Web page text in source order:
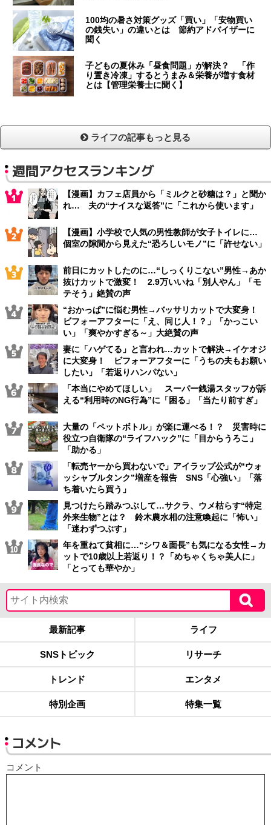
100均の暑さ対策グッズ「買い」「安物買い
の銭失い」の違いとは 節約アドバイザーに
聞く
子どもの夏休み「昼食問題」が解決？ 「作
り置き冷凍」するとうまみ＆栄養が増す食材
とは【管理栄養士に聞く】
ライフの記事もっと見る
週間アクセスランキング
【漫画】カフェ店員から「ミルクと砂糖は？」と聞か
れ… 夫の“ナイスな返答”に「これから使います」
【漫画】小学校で人気の男性教師が女子トイレに…
個室の隙間から見えた“恐ろしいモノ”に「許せない」
前日にカットしたのに…“しっくりこない”男性→あか
抜けカットで激変！ 2.9万いいね「別人やん」「モ
テそう」絶賛の声
“おかっぱ”に悩む男性→バッサリカットで大変身！
ビフォーアフターに「え、同じ人！？」「かっこい
い」「爽やかすぎる～」大絶賛の声
妻に「ハゲてる」と言われ…カットで解決→イケオジ
に大変身！ ビフォーアフターに「うちの夫もお願い
したい」「若返りハンパない」
「本当にやめてほしい」 スーパー銭湯スタッフが訴
える“利用時のNG行為”に「困る」「当たり前すぎ」
大量の「ペットボトル」が楽に運べる！？ 災害時に
役立つ自衛隊の“ライフハック”に「目からうろこ」
「助かる」
「転売ヤーから買わないで」アイラップ公式が“ウォ
ッシャブルタンク”増産を報告 SNS「心強い」「落
ち着いたら買う」
見つけたら踏みつぶして…サクラ、ウメ枯らす“特定
外来生物”とは？ 鈴木農水相の注意喚起に「怖い」
「迷わずつぶす」
年を重ねて貧相に…“シワ＆面長”も気になる女性→カ
ットで10歳以上若返り！？「めちゃくちゃ美人に」
「とっても華やか」
最新記事 ライフ
SNSトピック リサーチ
トレンド エンタメ
特別企画 特集一覧
コメント
コメント